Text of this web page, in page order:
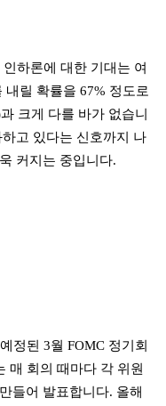
하론에 대한 기대는 여
릴 확률을 67% 정도로
크게 다를 바가 없습니
고 있다는 신호까지 나
커지는 중입니다.
정된 3월 FOMC 정기회
매 회의 때마다 각 위원
들어 발표합니다. 올해